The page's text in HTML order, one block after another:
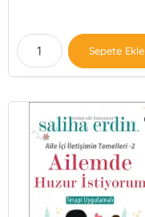
Sepete Ekle